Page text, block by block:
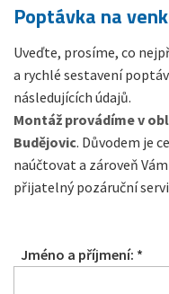
Poptávka na
Uveďte, prosíme, co
a rychlé sestavení
následujících údajů.
Montáž provádíme v
Budějovic. Důvodem je
naúčtovat a zároveň
přijatelný pozáruční
Jméno a příjmení: *